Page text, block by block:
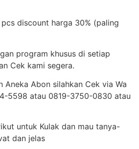
discount harga 30% (paling
program khusus di setiap
Cek kami segera.
Aneka Abon silahkan Cek via Wa
5598 atau 0819-3750-0830 atau
untuk Kulak dan mau tanya-
dan jelas